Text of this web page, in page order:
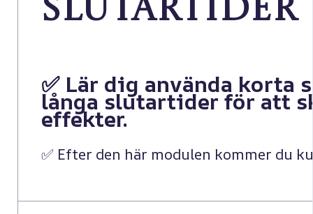
slutartider
✅ Lär dig använda korta
långa slutartiderför att
effekter.
✅ Efter den här modulen kommer du